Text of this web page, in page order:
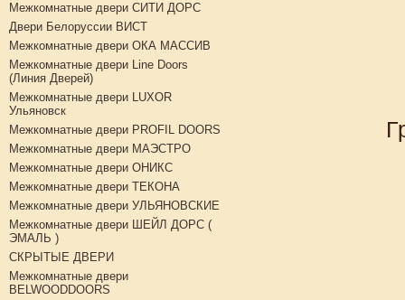
Межкомнатные двери СИТИ ДОРС
Двери Белоруссии ВИСТ
Межкомнатные двери ОКА МАССИВ
Межкомнатные двери Line Doors
(Линия Дверей)
Межкомнатные двери LUXOR
Ульяновск
Межкомнатные двери PROFIL DOORS
Межкомнатные двери МАЭСТРО
Межкомнатные двери ОНИКС
Межкомнатные двери ТЕКОНА
Межкомнатные двери УЛЬЯНОВСКИЕ
Межкомнатные двери ШЕЙЛ ДОРС (
ЭМАЛЬ )
СКРЫТЫЕ ДВЕРИ
Межкомнатные двери
BELWOODDOORS